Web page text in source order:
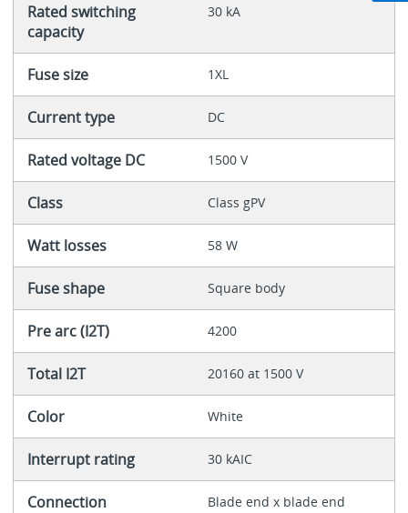
Rated switching
capacity
30 kA
Fuse size 1XL
Current type DC
Rated voltage DC 1500 V
Class Class gPV
Watt losses 58 W
Fuse shape Square body
Pre arc (I2T) 4200
Total I2T 20160 at 1500 V
Color White
Interrupt rating 30 kAIC
Connection Blade end x blade end